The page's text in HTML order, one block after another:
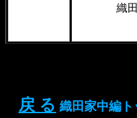
織田信長
戻 る 織田家中編ト